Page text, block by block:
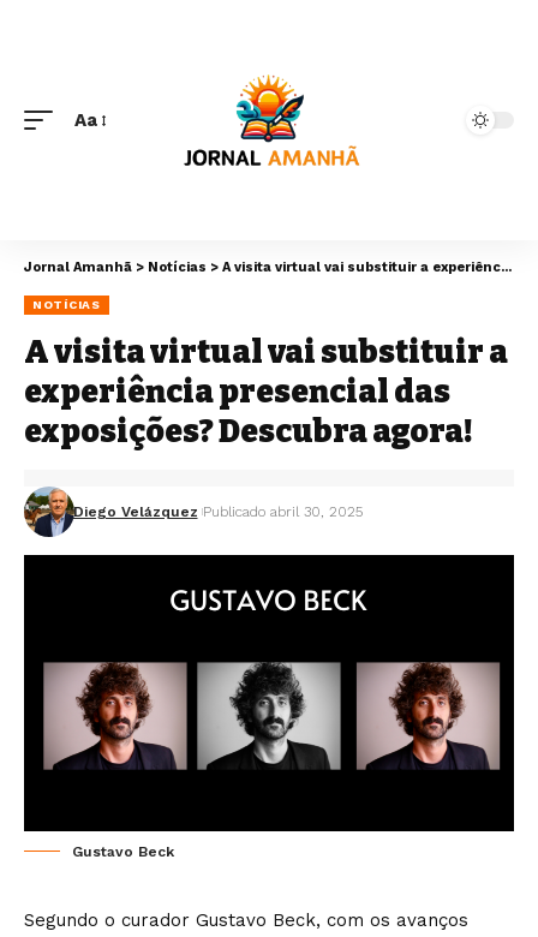
Aa
Jornal Amanhã > Notícias > A visita virtual vai substituir a experiência presencial das exposições? Descubra agora!
NOTÍCIAS
A visita virtual vai substituir a
experiência presencial das
exposições? Descubra agora!
Diego Velázquez Publicado abril 30, 2025
Gustavo Beck
Segundo o curador Gustavo Beck, com os avanços